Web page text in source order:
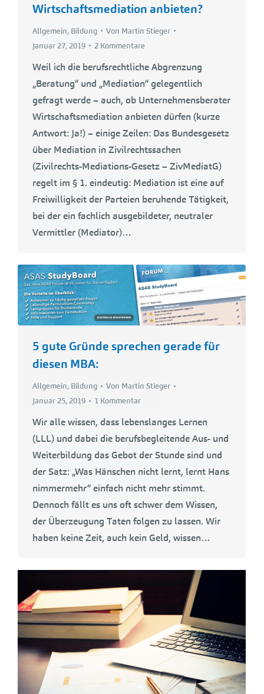
Wirtschaftsmediation anbieten?
Allgemein, Bildung Von Martin Stieger
Januar 27, 2019
2 Kommentare
Weil ich die berufsrechtliche Abgrenzung
„Beratung“ und „Mediation“ gelegentlich
gefragt werde – auch, ob Unternehmensberater
Wirtschaftsmediation anbieten dürfen (kurze
Antwort: Ja!) – einige Zeilen: Das Bundesgesetz
über Mediation in Zivilrechtssachen
(Zivilrechts-Mediations-Gesetz – ZivMediatG)
regelt im § 1. eindeutig: Mediation ist eine auf
Freiwilligkeit der Parteien beruhende Tätigkeit,
bei der ein fachlich ausgebildeter, neutraler
Vermittler (Mediator)…
5 gute Gründe sprechen gerade für
diesen MBA:
Allgemein, Bildung Von Martin Stieger
Januar 25, 2019
1 Kommentar
Wir alle wissen, dass lebenslanges Lernen
(LLL) und dabei die berufsbegleitende Aus- und
Weiterbildung das Gebot der Stunde sind und
der Satz: „Was Hänschen nicht lernt, lernt Hans
nimmermehr“ einfach nicht mehr stimmt.
Dennoch fällt es uns oft schwer dem Wissen,
der Überzeugung Taten folgen zu lassen. Wir
haben keine Zeit, auch kein Geld, wissen…